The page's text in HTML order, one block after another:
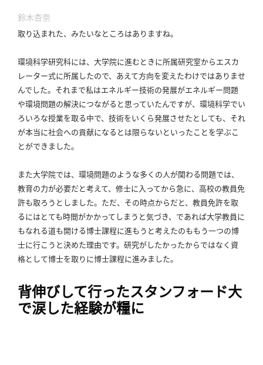
鈴木杏奈
取り込まれた、みたいなところはありますね。
環境科学研究科には、大学院に進むときに所属研究室からエスカ
レーター式に所属したので、あえて方向を変えたわけではありませ
んでした。 それまで私はエネルギー技術の発展がエネルギー問題
や環境問題の解決につながると思っていたんですが、環境科学でい
ろいろな授業を取る中で、技術をいくら発展させたとしても、それ
が本当に社会への貢献になるとは限らないといったことを学ぶこ
とができました。
また大学院では、環境問題のような多くの人が関わる問題では、
教育の力が必要だと考えて、修士に入ってから急に、高校の教員免
許も取ろうとしました。 ただ、その時点からだと、教員免許を取
るにはとても時間がかかってしまうと気づき、であれば大学教員に
もなれる道も開ける博士課程に進もうと考えたのももう一つの博
士に行こうと決めた理由です。 研究がしたかったからではなく資
格として博士を取りに博士課程に進みました。
背伸びして行ったスタンフォード大
で涙した経験が糧に